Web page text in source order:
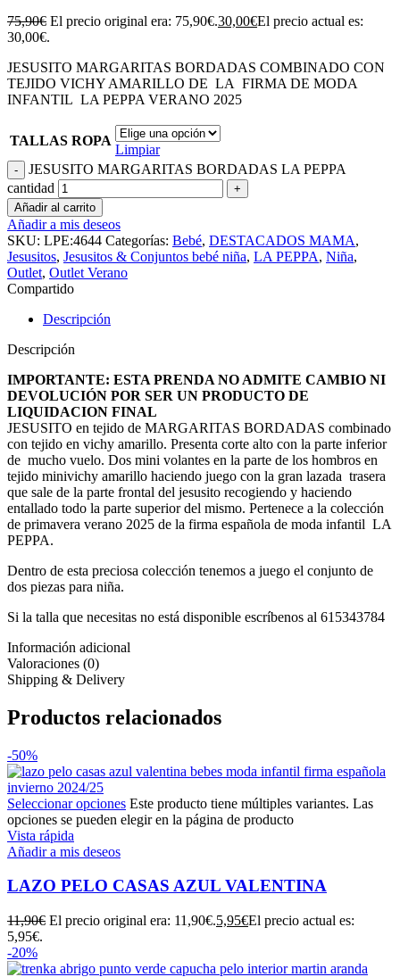
75,90€ El precio original era: 75,90€.30,00€El precio actual es:
30,00€.
JESUSITO MARGARITAS BORDADAS COMBINADO CON
TEJIDO VICHY AMARILLO DE LA FIRMA DE MODA
INFANTIL LA PEPPA VERANO 2025
TALLAS ROPA
Limpiar
JESUSITO MARGARITAS BORDADAS LA PEPPA
cantidad
Añadir al carrito
Añadir a mis deseos
SKU: LPE:4644 Categorías: Bebé, DESTACADOS MAMA,
Jesusitos, Jesusitos & Conjuntos bebé niña, LA PEPPA, Niña,
Outlet, Outlet Verano
Compartido
Descripción
Descripción
IMPORTANTE: ESTA PRENDA NO ADMITE CAMBIO NI
DEVOLUCIÓN POR SER UN PRODUCTO DE
LIQUIDACION FINAL
JESUSITO en tejido de MARGARITAS BORDADAS combinado
con tejido en vichy amarillo. Presenta corte alto con la parte inferior
de mucho vuelo. Dos mini volantes en la parte de los hombros en
tejido minivichy amarillo haciendo juego con la gran lazada trasera
que sale de la parte frontal del jesusito recogiendo y haciendo
entallado todo la parte superior del mismo. Pertenece a la colección
de primavera verano 2025 de la firma española de moda infantil LA
PEPPA.
Dentro de esta preciosa colección tenemos a juego el conjunto de
dos piezas para niña.
Si la talla que necesitas no está disponible escríbenos al 615343784
Información adicional
Valoraciones (0)
Shipping & Delivery
Productos relacionados
-50%
Seleccionar opciones Este producto tiene múltiples variantes. Las
opciones se pueden elegir en la página de producto
Vista rápida
Añadir a mis deseos
LAZO PELO CASAS AZUL VALENTINA
11,90€ El precio original era: 11,90€.5,95€El precio actual es:
5,95€.
-20%